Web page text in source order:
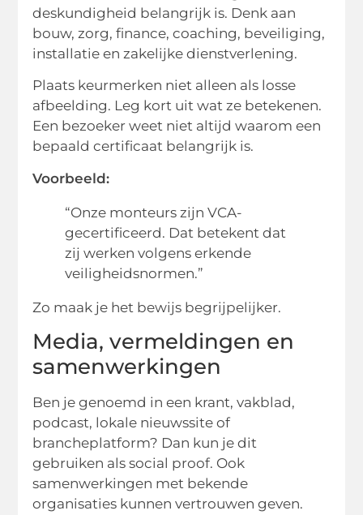
deskundigheid belangrijk is. Denk aan
bouw, zorg, finance, coaching, beveiliging,
installatie en zakelijke dienstverlening.
Plaats keurmerken niet alleen als losse
afbeelding. Leg kort uit wat ze betekenen.
Een bezoeker weet niet altijd waarom een
bepaald certificaat belangrijk is.
Voorbeeld:
“Onze monteurs zijn VCA-
gecertificeerd. Dat betekent dat
zij werken volgens erkende
veiligheidsnormen.”
Zo maak je het bewijs begrijpelijker.
Media, vermeldingen en
samenwerkingen
Ben je genoemd in een krant, vakblad,
podcast, lokale nieuwssite of
brancheplatform? Dan kun je dit
gebruiken als social proof. Ook
samenwerkingen met bekende
organisaties kunnen vertrouwen geven.